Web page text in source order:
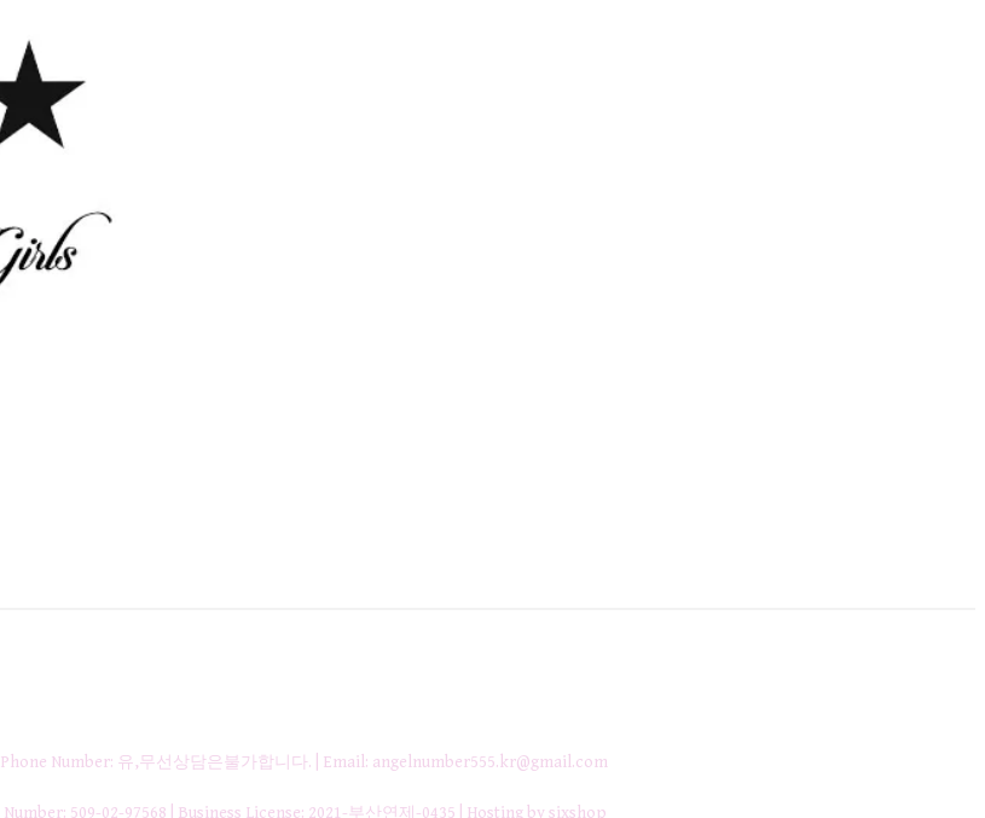
Number: 유,무선상담은불가합니다. | Email: angelnumber555.kr@gmail.com
509-02-97568 | Business License: 2021-부산연제-0435 | Hosting by sixshop